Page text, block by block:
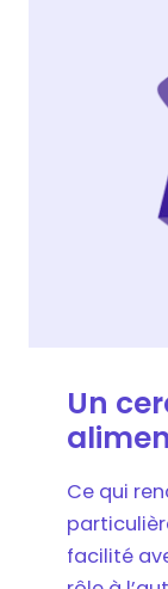
Un
Ce qui
facilité